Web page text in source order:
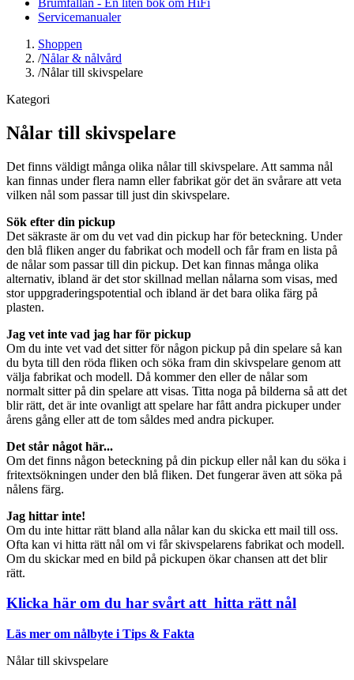
Servicemanualer
Shoppen
/Nålar & nålvård
/Nålar till skivspelare
Kategori
Nålar till skivspelare
Det finns väldigt många olika nålar till skivspelare. Att samma nål
kan finnas under flera namn eller fabrikat gör det än svårare att veta
vilken nål som passar till just din skivspelare.
Sök efter din pickup
Det säkraste är om du vet vad din pickup har för beteckning. Under
den blå fliken anger du fabrikat och modell och får fram en lista på
de nålar som passar till din pickup. Det kan finnas många olika
alternativ, ibland är det stor skillnad mellan nålarna som visas, med
stor uppgraderingspotential och ibland är det bara olika färg på
plasten.
Jag vet inte vad jag har för pickup
Om du inte vet vad det sitter för någon pickup på din spelare så kan
du byta till den röda fliken och söka fram din skivspelare genom att
välja fabrikat och modell. Då kommer den eller de nålar som
normalt sitter på din spelare att visas. Titta noga på bilderna så att det
blir rätt, det är inte ovanligt att spelare har fått andra pickuper under
årens gång eller att de tom såldes med andra pickuper.
Det står något här...
Om det finns någon beteckning på din pickup eller nål kan du söka i
fritextsökningen under den blå fliken. Det fungerar även att söka på
nålens färg.
Jag hittar inte!
Om du inte hittar rätt bland alla nålar kan du skicka ett mail till oss.
Ofta kan vi hitta rätt nål om vi får skivspelarens fabrikat och modell.
Om du skickar med en bild på pickupen ökar chansen att det blir
rätt.
Klicka här om du har svårt att hitta rätt nål
Läs mer om nålbyte i Tips & Fakta
Nålar till skivspelare